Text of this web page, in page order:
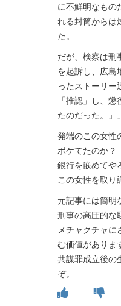
に不鮮明なもの
れる封筒からは
た。
だが、検察は刑
を起訴し、広島
ったストーリー
「推認」し、
たのだった。」」
発端のこの女性
ボケてたのか？
銀行を嵌めてや
この女性を取り
元記事には簡明
刑事の高圧的な
メチャクチャ
む価値がありま
共謀罪成立後の
ぞ。